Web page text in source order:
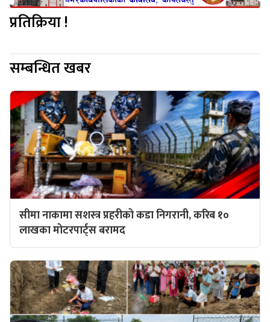
प्रतिक्रिया !
सम्बन्धित खबर
सीमा नाकामा सशस्त्र प्रहरीको कडा निगरानी, करिब १०
लाखका मोटरपार्ट्स बरामद